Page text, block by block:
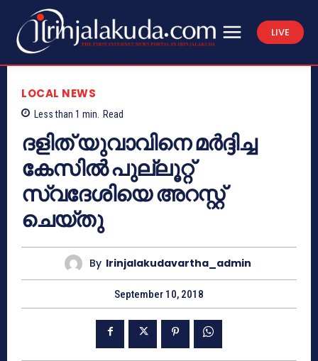
LIVE
LOCAL NEWS
Less than 1 min. Read
ദളിത് യുവാവിനെ മര്‍ദ്ദിച്ച
കേസില്‍ പുല്ലൂറ്റ്
സ്വദേശിയെ അറസ്റ്റ്
ചെയ്തു
By Irinjalakudavartha_admin
September 10, 2018